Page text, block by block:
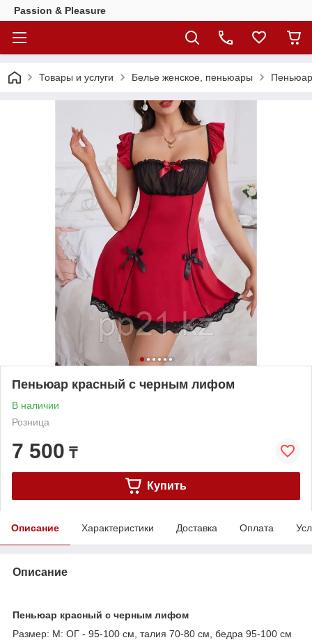
Passion & Pleasure
Товары и услуги Белье женское, пеньюары
Пеньюар красный с черным лифом
В наличии
Розница
7 500 ₸
Купить
Описание Характеристики Доставка Оплата
Описание
Пеньюар красный с черным лифом
Размер: М: ОГ - 95-100 см, талия 70-80 см, бедра 95-100 см